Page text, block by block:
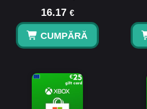
16.17 €
CUMPĂRĂ